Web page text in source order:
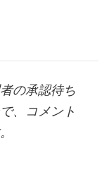
の承認待ち
、コメント